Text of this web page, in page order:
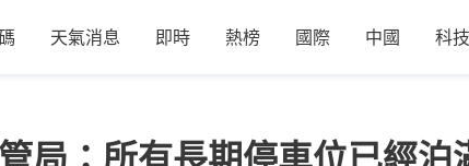
天氣消息 即時 熱榜 國際 中國 科技